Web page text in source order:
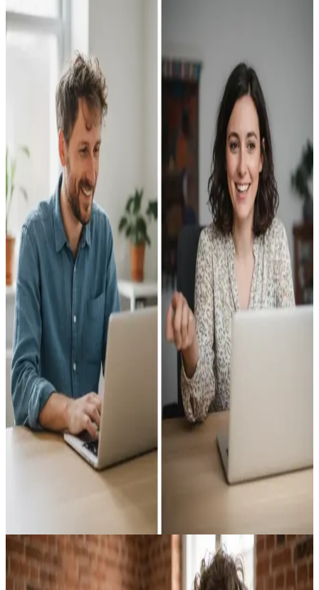
Vibe Design Sprint
Deine Website. In einem Tag. Mit KI.
Du bekommst eine professionelle, fertig entwickelte
Website in einem einzigen Intensivtag. KI-assistiertes
Design, Next.js-Entwicklung, Deploy und danach bist du
nicht allein: Texte, Bilder und Farben änderst du einfach
per E-Mail.
Freelancer & Coaches
Kleine Dienstleister
Wer schnell online sein will
5 Tage